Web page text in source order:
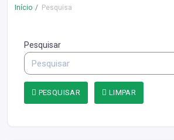
Início Pesquisa
Pesquisar
PESQUISAR LIMPAR